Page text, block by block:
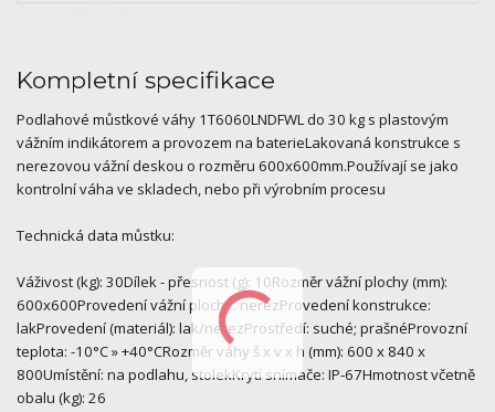
Kompletní specifikace
Podlahové můstkové váhy 1T6060LNDFWL do 30 kg s plastovým
vážním indikátorem a provozem na baterieLakovaná konstrukce s
nerezovou vážní deskou o rozměru 600x600mm.Používají se jako
kontrolní váha ve skladech, nebo při výrobním procesu
Technická data můstku:
Váživost (kg): 30Dílek - přesnost (g): 10Rozměr vážní plochy (mm):
600x600Provedení vážní plochy: nerezProvedení konstrukce:
lakProvedení (materiál): lak/nerezProstředí: suché; prašnéProvozní
teplota: -10°C » +40°CRozměr váhy š x v x h (mm): 600 x 840 x
800Umístění: na podlahu, stolekKrytí snímače: IP-67Hmotnost včetně
obalu (kg): 26